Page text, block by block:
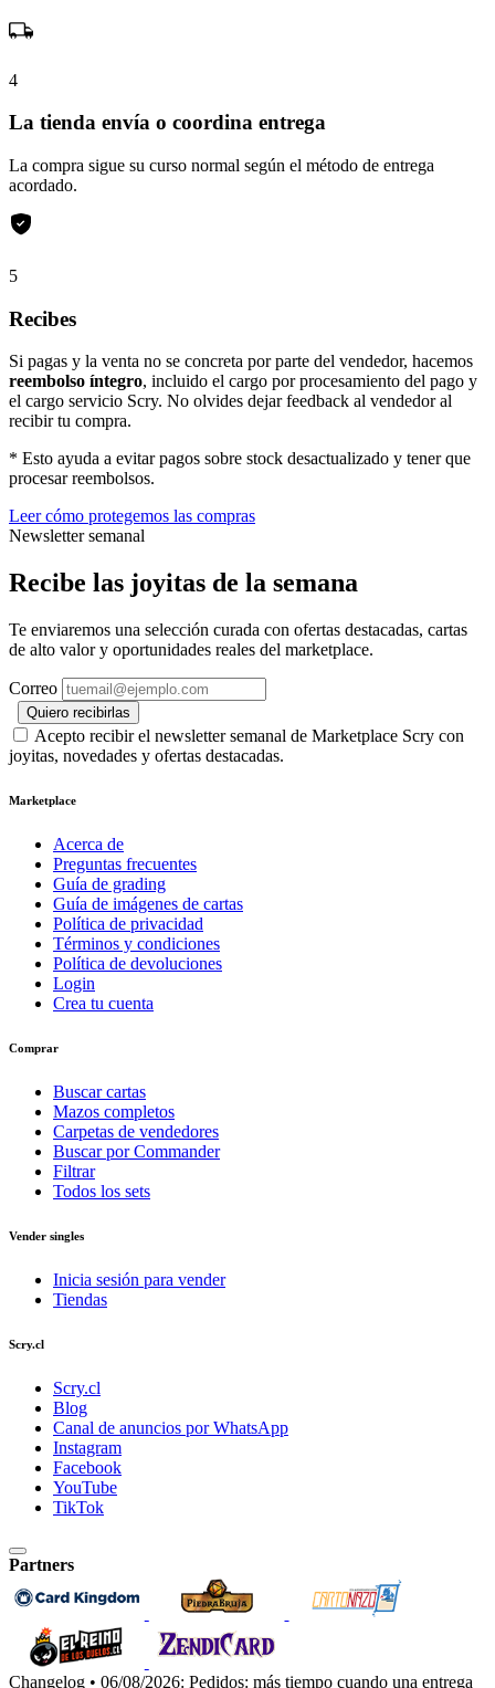
4
La tienda envía o coordina entrega
La compra sigue su curso normal según el método de entrega
acordado.
5
Recibes
Si pagas y la venta no se concreta por parte del vendedor, hacemos
reembolso íntegro, incluido el cargo por procesamiento del pago y
el cargo servicio Scry. No olvides dejar feedback al vendedor al
recibir tu compra.
* Esto ayuda a evitar pagos sobre stock desactualizado y tener que
procesar reembolsos.
Leer cómo protegemos las compras
Newsletter semanal
Recibe las joyitas de la semana
Te enviaremos una selección curada con ofertas destacadas, cartas
de alto valor y oportunidades reales del marketplace.
Correo
Quiero recibirlas
Acepto recibir el newsletter semanal de Marketplace Scry con
joyitas, novedades y ofertas destacadas.
Marketplace
Acerca de
Preguntas frecuentes
Guía de grading
Guía de imágenes de cartas
Política de privacidad
Términos y condiciones
Política de devoluciones
Login
Crea tu cuenta
Comprar
Buscar cartas
Mazos completos
Carpetas de vendedores
Buscar por Commander
Filtrar
Todos los sets
Vender singles
Inicia sesión para vender
Tiendas
Scry.cl
Scry.cl
Blog
Canal de anuncios por WhatsApp
Instagram
Facebook
YouTube
TikTok
Partners
Changelog • 06/08/2026: Pedidos: más tiempo cuando una entrega